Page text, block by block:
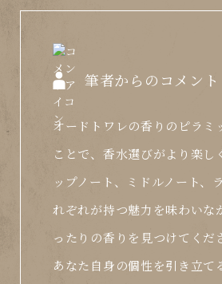
筆者からのコメント
オードトワレの香りのピラミ
ことで、香水選びがより楽し
ップノート、ミドルノート、
れぞれが持つ魅力を味わいな
ったりの香りを見つけてくだ
あなた自身の個性を引き立て